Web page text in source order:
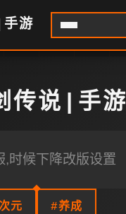
游
传说|手游
,时候下降改版设置
元 #养成